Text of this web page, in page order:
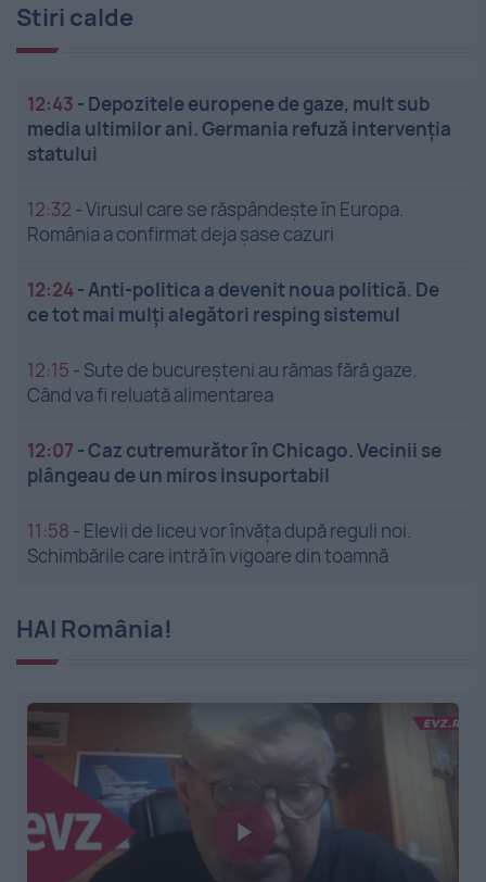
Stiri calde
12:43 - Depozitele europene de gaze, mult sub
media ultimilor ani. Germania refuză intervenția
statului
12:32 -Virusul care se răspândește în Europa.
România a confirmat deja șase cazuri
12:24-Anti-politica a devenit noua politică. De
ce tot mai mulți alegători resping sistemul
12:15 - Sute de bucureșteni au rămas fără gaze.
Când va fi reluată alimentarea
12:07 -Caz cutremurător în Chicago. Vecinii se
plângeau de un miros insuportabil
11:58 - Elevii de liceu vor învăța după reguli noi.
Schimbările care intră în vigoare din toamnă
HAI România!